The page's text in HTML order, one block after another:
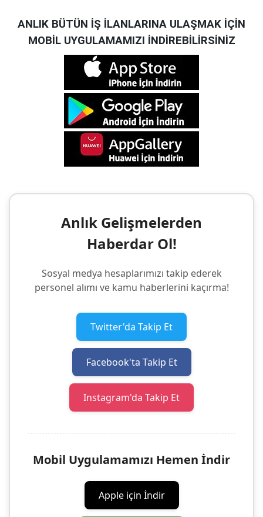
ANLIK BÜTÜN İŞ İLANLARINA ULAŞMAK İÇİN
MOBİL UYGULAMAMIZI İNDİREBİLİRSİNİZ
Anlık Gelişmelerden
Haberdar Ol!
Sosyal medya hesaplarımızı takip ederek
personel alımı ve kamu haberlerini kaçırma!
Twitter'da Takip Et
Facebook'ta Takip Et
Instagram'da Takip Et
Mobil Uygulamamızı Hemen İndir
Apple için İndir